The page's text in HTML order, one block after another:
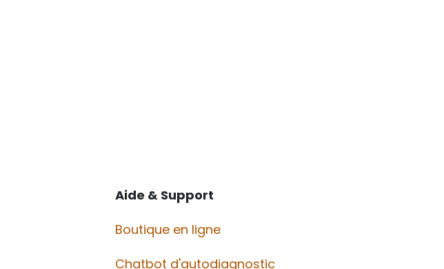
Aide & Support
Boutique en ligne
Chatbot d'autodiagnostic